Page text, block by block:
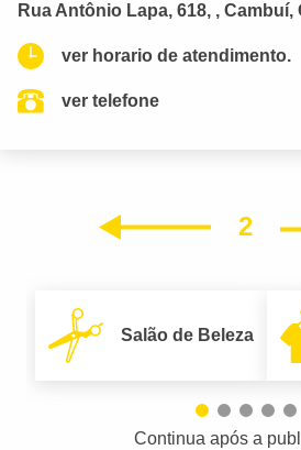
Rua Antônio Lapa, 618, , Cambuí,
ver horario de atendimento.
ver telefone
2
Salão de Beleza
Continua após a